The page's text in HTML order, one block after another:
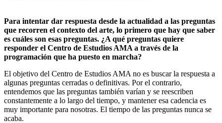
Para intentar dar respuesta desde la actualidad a las preguntas
que recorren el contexto del arte, lo primero que hay que saber
es cuáles son esas preguntas. ¿A qué preguntas quiere
responder el Centro de Estudios AMA a través de la
programación que ha puesto en marcha?
El objetivo del Centro de Estudios AMA no es buscar la respuesta a
algunas preguntas cerradas o definitivas. Por el contrario,
entendemos que las preguntas también varían y se reescriben
constantemente a lo largo del tiempo, y mantener esa cadencia es
muy importante para nosotras. El tiempo de las preguntas nunca se
acaba.